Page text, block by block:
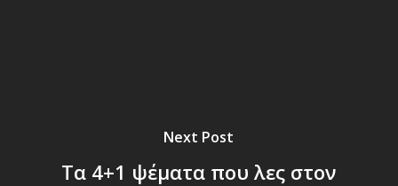
Next Post
Τα 4+1 ψέματα που λες στον